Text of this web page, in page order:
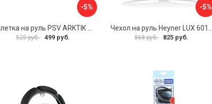
-5%
525 руб. 499 руб.
-5%
868 руб. 825 руб.